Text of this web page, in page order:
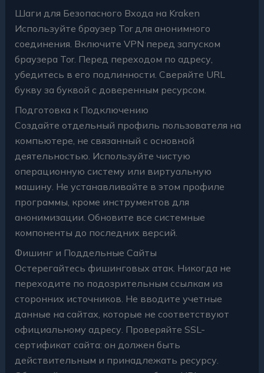
Шаги для Безопасного Входа на Kraken
Используйте браузер Tor для анонимного
соединения. Включите VPN перед запуском
браузера Tor. Перед переходом по адресу,
убедитесь в его подлинности. Сверяйте URL
букву за буквой с доверенным ресурсом.
Подготовка к Подключению
Создайте отдельный профиль пользователя на
компьютере, не связанный с основной
деятельностью. Используйте чистую
операционную систему или виртуальную
машину. Не устанавливайте в этом профиле
программы, кроме инструментов для
анонимизации. Обновите все системные
компоненты до последних версий.
Фишинг и Поддельные Сайты
Остерегайтесь фишинговых атак. Никогда не
переходите по подозрительным ссылкам из
сторонних источников. Не вводите учетные
данные на сайтах, которые не соответствуют
официальному адресу. Проверяйте SSL-
сертификат сайта: он должен быть
действительным и принадлежать ресурсу.